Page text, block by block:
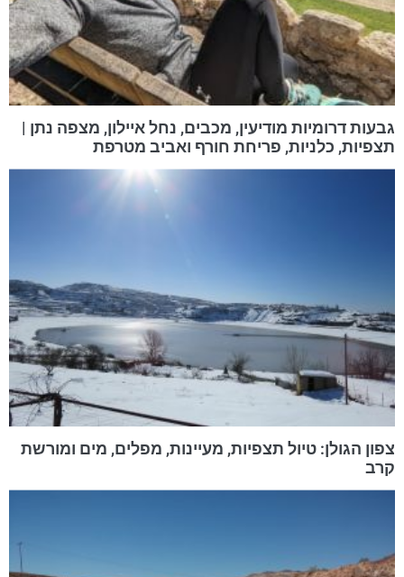
גבעות דרומיות מודיעין, מכבים, נחל איילון, מצפה נתן |
תצפיות, כלניות, פריחת חורף ואביב מטרפת
צפון הגולן: טיול תצפיות, מעיינות, מפלים, מים ומורשת
קרב